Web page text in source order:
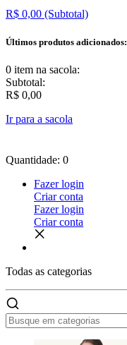
R$ 0,00 (Subtotal)
Últimos produtos adicionados:
0 item na sacola:
Subtotal:
R$ 0,00
Ir para a sacola
Quantidade: 0
Fazer login
Criar conta
Fazer login
Criar conta
Todas as categorias